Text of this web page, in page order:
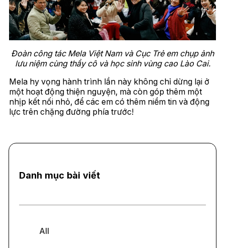
Đoàn công tác Mela Việt Nam và Cục Trẻ em chụp ảnh
lưu niệm cùng thầy cô và học sinh vùng cao Lào Cai.
Mela hy vọng hành trình lần này không chỉ dừng lại ở
một hoạt động thiện nguyện, mà còn góp thêm một
nhịp kết nối nhỏ, để các em có thêm niềm tin và động
lực trên chặng đường phía trước!
Danh mục bài viết
All